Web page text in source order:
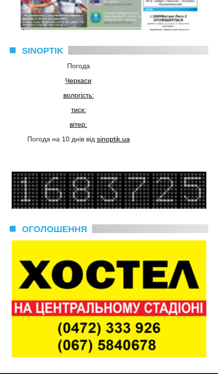
SINOPTIK
Погода
Черкаси
вологість:
тиск:
вітер:
Погода на 10 днів від sinoptik.ua
ОГОЛОШЕННЯ